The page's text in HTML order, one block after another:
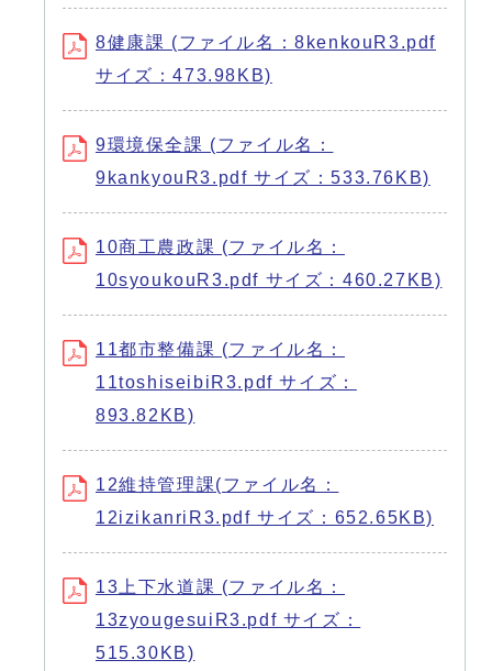
8健康課 (ファイル名：8kenkouR3.pdf
サイズ：473.98KB)
9環境保全課 (ファイル名：
9kankyouR3.pdf サイズ：533.76KB)
10商工農政課 (ファイル名：
10syoukouR3.pdf サイズ：460.27KB)
11都市整備課 (ファイル名：
11toshiseibiR3.pdf サイズ：
893.82KB)
12維持管理課(ファイル名：
12izikanriR3.pdf サイズ：652.65KB)
13上下水道課 (ファイル名：
13zyougesuiR3.pdf サイズ：
515.30KB)